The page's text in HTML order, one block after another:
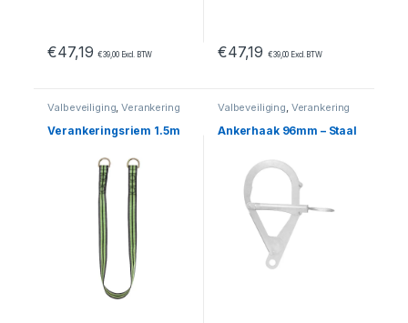
€47,19 €39,00Excl. BTW €47,19 €39,00 Excl. BTW
Valbeveiliging,Verankering
Verankeringsriem 1.5m
Valbeveiliging, Verankering
Ankerhaak 96mm – Staal